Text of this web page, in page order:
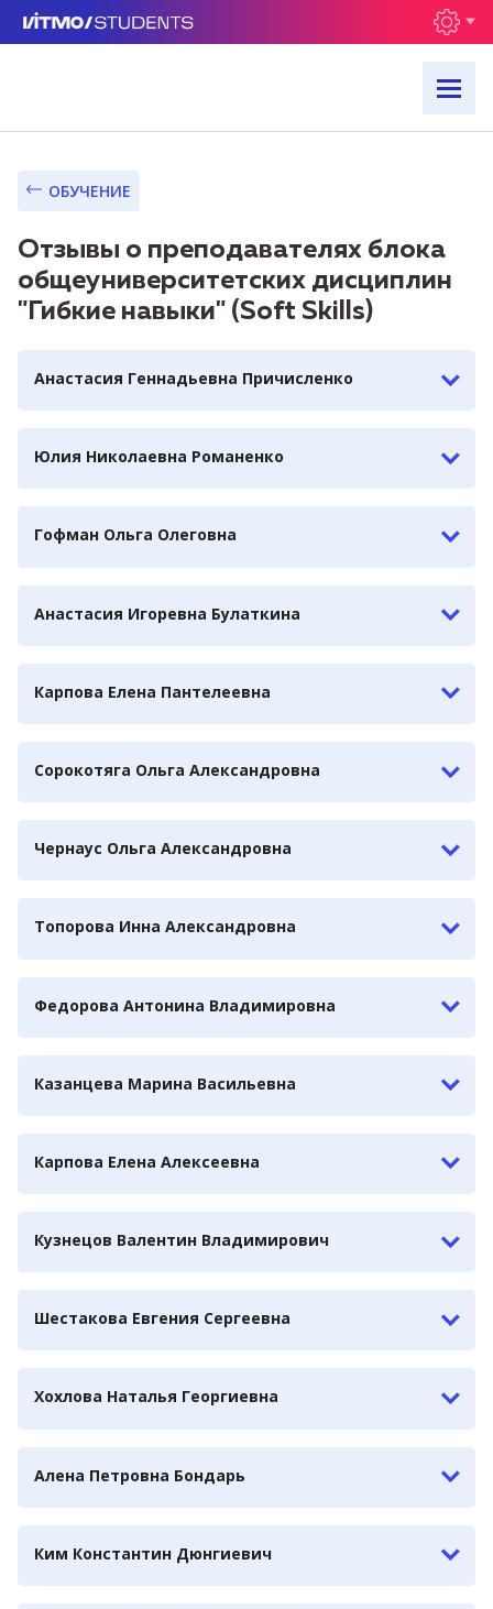
ОБУЧЕНИЕ
Отзывы о преподавателях блока
общеуниверситетских дисциплин
"Гибкие навыки" (Soft Skills)
Анастасия Геннадьевна Причисленко
Юлия Николаевна Романенко
Гофман Ольга Олеговна
Анастасия Игоревна Булаткина
Карпова Елена Пантелеевна
Сорокотяга Ольга Александровна
Чернаус Ольга Александровна
Топорова Инна Александровна
Федорова Антонина Владимировна
Казанцева Марина Васильевна
Карпова Елена Алексеевна
Кузнецов Валентин Владимирович
Шестакова Евгения Сергеевна
Хохлова Наталья Георгиевна
Алена Петровна Бондарь
Ким Константин Дюнгиевич